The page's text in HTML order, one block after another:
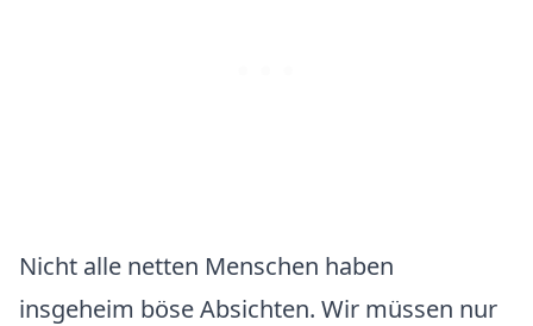
Nicht alle netten Menschen haben
insgeheim böse Absichten. Wir müssen nur